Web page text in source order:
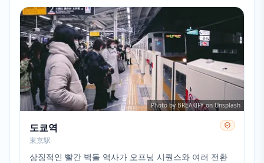
Photo by BREAKIFY on Unsplash
도쿄역
東京駅
상징적인 빨간 벽돌 역사가 오프닝 시퀀스와 여러 전환